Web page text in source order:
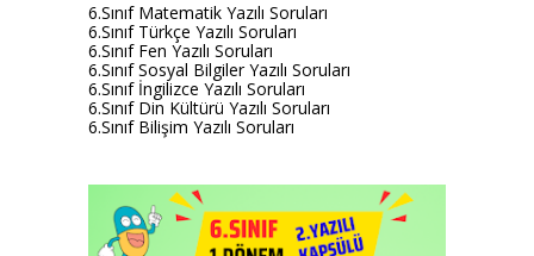
6.Sınıf Matematik Yazılı Soruları
6.Sınıf Türkçe Yazılı Soruları
6.Sınıf Fen Yazılı Soruları
6.Sınıf Sosyal Bilgiler Yazılı Soruları
6.Sınıf İngilizce Yazılı Soruları
6.Sınıf Din Kültürü Yazılı Soruları
6.Sınıf Bilişim Yazılı Soruları